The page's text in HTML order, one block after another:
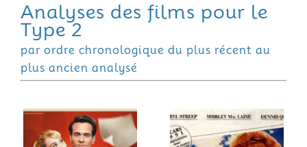
Analyses des films pour le
Type 2
par ordre chronologique du plus récent au
plus ancien analysé